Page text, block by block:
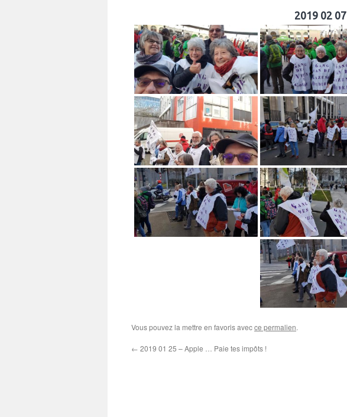
2019 02 07
Vous pouvez la mettre en favoris avecce permalien.
← 2019 01 25 – Apple … Paie tes impôts !